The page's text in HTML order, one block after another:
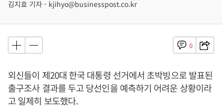
김지효 기자 - kjihyo@businesspost.co.kr
0
외신들이 제20대 한국 대통령 선거에서 초박빙으로 발표된
출구조사 결과를 두고 당선인을 예측하기 어려운 상황이라
고 일제히 보도했다.